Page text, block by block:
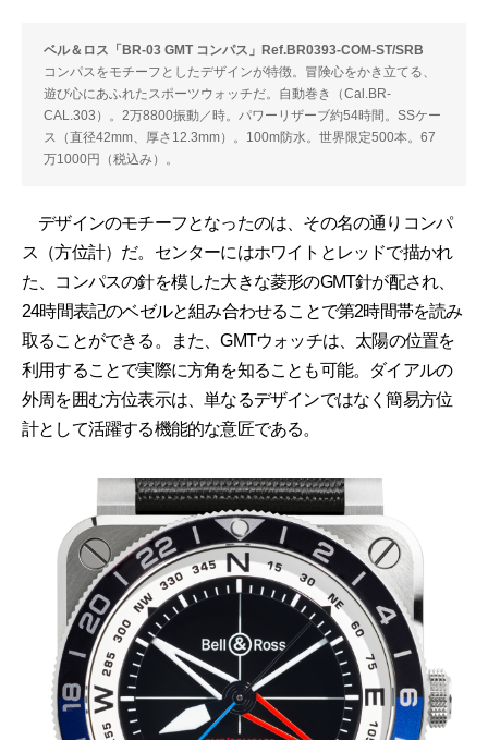
ベル＆ロス「BR-03 GMT コンパス」Ref.BR0393-COM-ST/SRB
コンパスをモチーフとしたデザインが特徴。冒険心をかき立てる、
遊び心にあふれたスポーツウォッチだ。自動巻き（Cal.BR-
CAL.303）。2万8800振動／時。パワーリザーブ約54時間。SSケー
ス（直径42mm、厚さ12.3mm）。100m防水。世界限定500本。67
万1000円（税込み）。
デザインのモチーフとなったのは、その名の通りコンパ
ス（方位計）だ。センターにはホワイトとレッドで描かれ
た、コンパスの針を模した大きな菱形のGMT針が配され、
24時間表記のベゼルと組み合わせることで第2時間帯を読み
取ることができる。また、GMTウォッチは、太陽の位置を
利用することで実際に方角を知ることも可能。ダイアルの
外周を囲む方位表示は、単なるデザインではなく簡易方位
計として活躍する機能的な意匠である。